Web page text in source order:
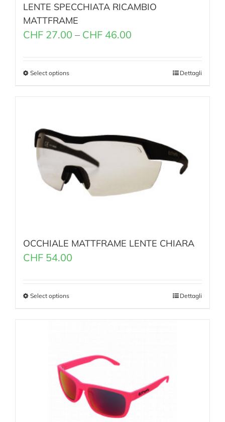
LENTE SPECCHIATA RICAMBIO
MATTFRAME
CHF 27.00 – CHF 46.00
Select options Dettagli
OCCHIALE MATTFRAME LENTE CHIARA
CHF 54.00
Select options Dettagli